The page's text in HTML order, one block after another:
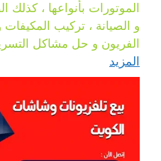
الموتورات بأنواعها ،
و الصيانة ، تركيب المكيفات
الفريون و حل مشاكل
المزيد